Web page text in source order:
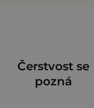
Čerstvost se
pozná